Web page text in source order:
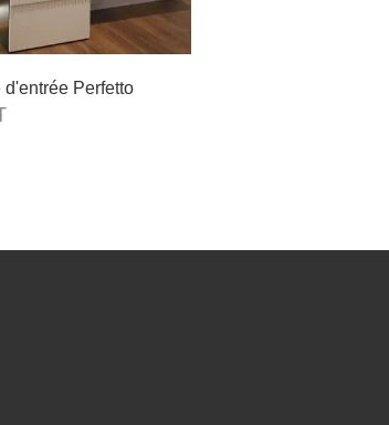
d'entrée Perfetto